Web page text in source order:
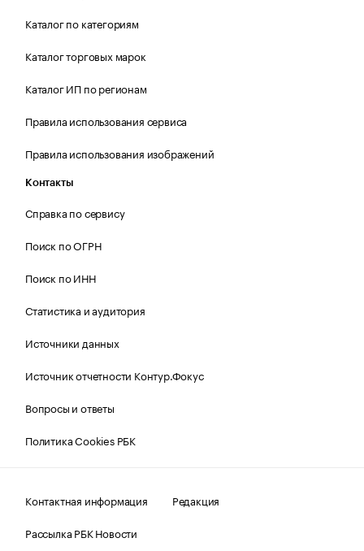
Каталог по категориям
Каталог торговых марок
Каталог ИП по регионам
Правила использования сервиса
Правила использования изображений
Контакты
Справка по сервису
Поиск по ОГРН
Поиск по ИНН
Статистика и аудитория
Источники данных
Источник отчетности Контур.Фокус
Вопросы и ответы
Политика Cookies РБК
Контактная информация
Редакция
Рассылка РБК Новости